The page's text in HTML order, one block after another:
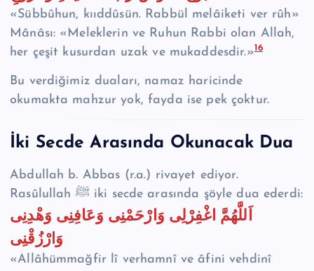
«Sübbûhun, kııddûsün. Rabbül melâiketi ver rûh»
Mânâsı: «Meleklerin ve Ruhun Rabbi olan Allah,
her çeşit kusurdan uzak ve mukaddesdir.»16
Bu verdiğimiz duaları, namaz haricinde
okumakta mahzur yok, fayda ise pek çoktur.
İki Secde Arasında Okunacak Dua
Abdullah b. Abbas (r.a.) rivayet ediyor.
Rasûlullah ﷺ iki secde arasında şöyle dua ederdi:
اَللَّهُمَّ اغْفِرْلِى وَارْحَمْنِى وَعَافِنِى وَهْدِنِى
وَارْزُقْنِى
«Allâhümmağfir lî verhamnî ve âfini vehdinî